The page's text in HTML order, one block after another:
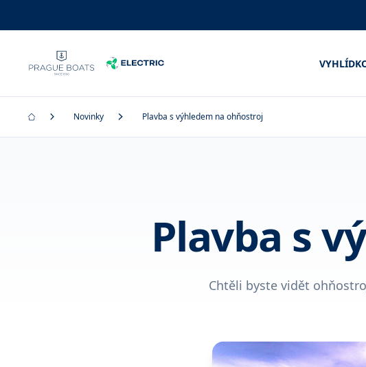
Novinky Plavba s výhledem na ohňostroj
Plavba s
Chtěli byste vidět